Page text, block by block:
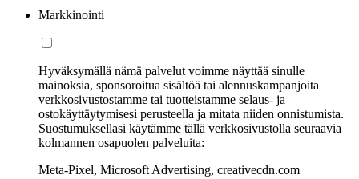
Markkinointi
Hyväksymällä nämä palvelut voimme näyttää sinulle
mainoksia, sponsoroitua sisältöä tai alennuskampanjoita
verkkosivustostamme tai tuotteistamme selaus- ja
ostokäyttäytymisesi perusteella ja mitata niiden onnistumista.
Suostumuksellasi käytämme tällä verkkosivustolla seuraavia
kolmannen osapuolen palveluita:
Meta-Pixel, Microsoft Advertising, creativecdn.com